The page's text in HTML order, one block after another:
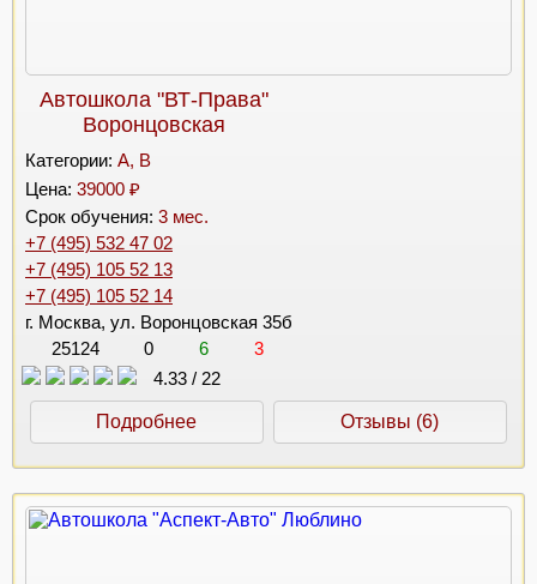
Автошкола "ВТ-Права"
Воронцовская
Категории: A, B
Цена: 39000 ₽
Срок обучения: 3 мес.
+7 (495) 532 47 02
+7 (495) 105 52 13
+7 (495) 105 52 14
г. Москва, ул. Воронцовская 35б
25124
0 6
3
4.33 / 22
Подробнее Отзывы (6)